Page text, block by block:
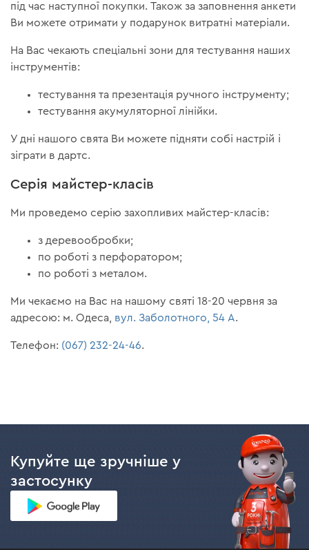
під час наступної покупки. Також за заповнення анкети
Ви можете отримати у подарунок витратні матеріали.
На Вас чекають спеціальні зони для тестування наших
інструментів:
тестування та презентація ручного інструменту;
тестування акумуляторної лінійки.
У дні нашого свята Ви можете підняти собі настрій і
зіграти в дартс.
Серія майстер-класів
Ми проведемо серію захопливих майстер-класів:
з деревообробки;
по роботі з перфоратором;
по роботі з металом.
Ми чекаємо на Вас на нашому святі 18-20 червня за
адресою: м. Одеса, вул. Заболотного, 54 А.
Телефон: (067) 232-24-46.
Купуйте ще зручніше у
застосунку